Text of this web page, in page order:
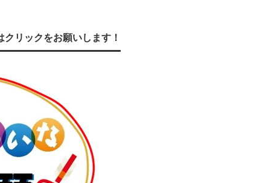
クリックをお願いします！